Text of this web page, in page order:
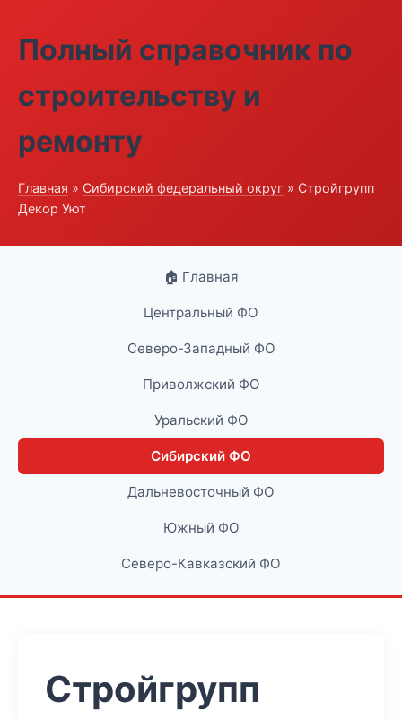
Полный справочник по
строительству и
ремонту
Главная » Сибирский федеральный округ » Стройгрупп
Декор Уют
🏠 Главная
Центральный ФО
Северо-Западный ФО
Приволжский ФО
Уральский ФО
Сибирский ФО
Дальневосточный ФО
Южный ФО
Северо-Кавказский ФО
Стройгрупп